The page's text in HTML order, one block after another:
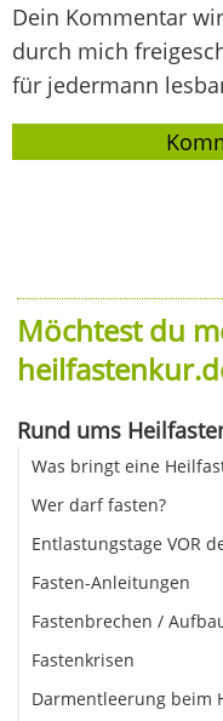
Dein Kommentar
durch mich
für jedermann
Möchtest du
Rund ums
Was bringt eine
Wer darf fasten?
Entlastungstage VOR
Fasten-Anleitungen
Fastenbrechen /
Fastenkrisen
Darmentleerung beim